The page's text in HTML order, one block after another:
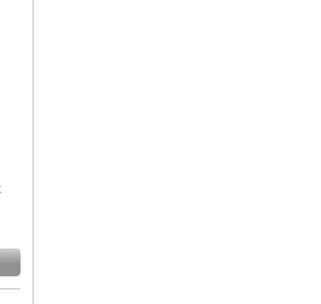
& WLAN
/ Kommunikation